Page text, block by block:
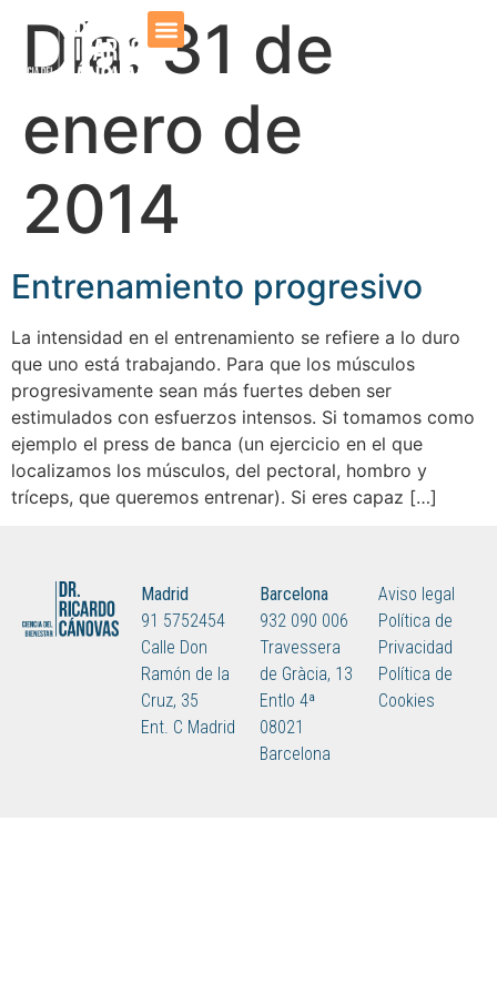
Día:31 de
enero de
2014
Entrenamiento progresivo
La intensidad en el entrenamiento se refiere a lo duro
que uno está trabajando. Para que los músculos
progresivamente sean más fuertes deben ser
estimulados con esfuerzos intensos. Si tomamos como
ejemplo el press de banca (un ejercicio en el que
localizamos los músculos, del pectoral, hombro y
tríceps, que queremos entrenar). Si eres capaz […]
Madrid
91 5752454
Calle Don
Ramón de la
Cruz, 35
Ent. C Madrid
Barcelona
932 090 006
Travessera
de Gràcia, 13
Entlo 4ª
08021
Barcelona
Aviso legal
Política de
Privacidad
Política de
Cookies